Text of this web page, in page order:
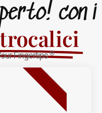
con i
Fingertips®
BESTSELLER